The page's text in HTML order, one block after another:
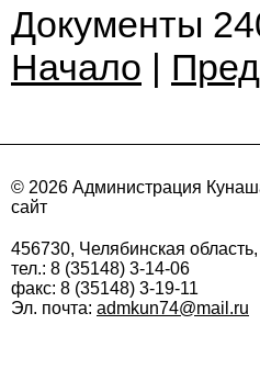
Документы
Начало |
© 2026 Администрация
сайт
456730, Челябинская
тел.: 8 (35148) 3-14-06
факс: 8 (35148) 3-19-11
Эл. почта: admkun74@mail.ru